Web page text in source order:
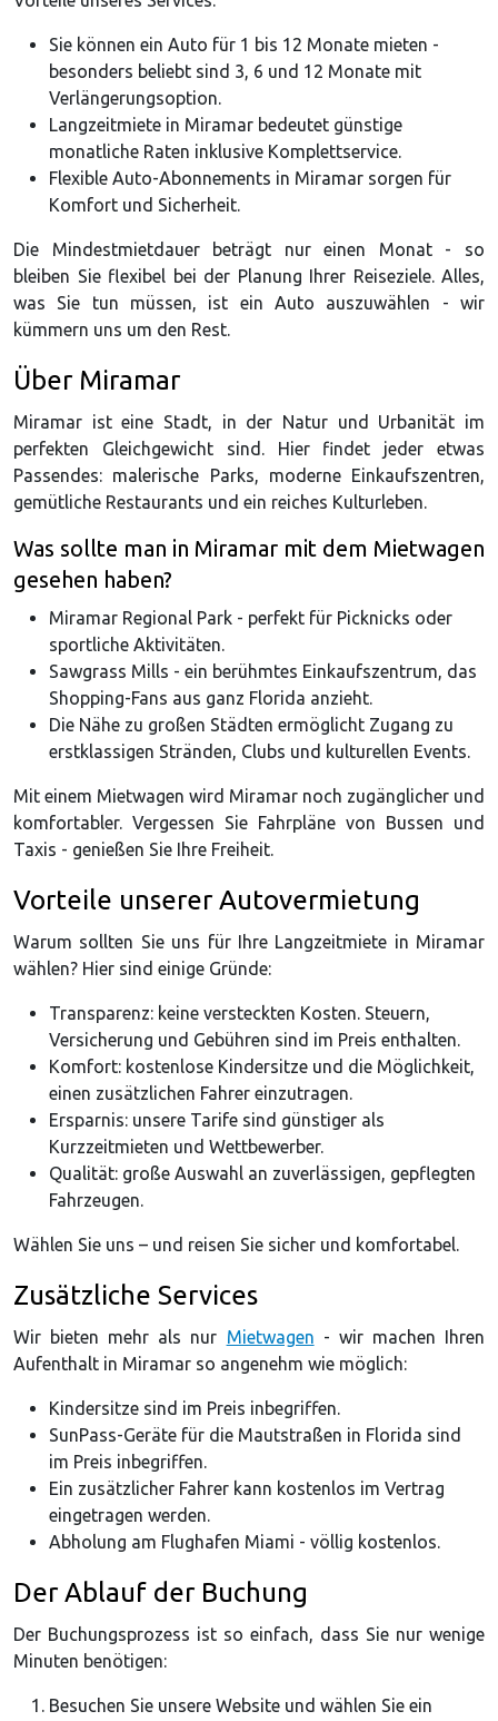
Sie können ein Auto für 1 bis 12 Monate mieten -
besonders beliebt sind 3, 6 und 12 Monate mit
Verlängerungsoption.
Langzeitmiete in Miramar bedeutet günstige
monatliche Raten inklusive Komplettservice.
Flexible Auto-Abonnements in Miramar sorgen für
Komfort und Sicherheit.
Die Mindestmietdauer beträgt nur einen Monat - so
bleiben Sie flexibel bei der Planung Ihrer Reiseziele. Alles,
was Sie tun müssen, ist ein Auto auszuwählen - wir
kümmern uns um den Rest.
Über Miramar
Miramar ist eine Stadt, in der Natur und Urbanität im
perfekten Gleichgewicht sind. Hier findet jeder etwas
Passendes: malerische Parks, moderne Einkaufszentren,
gemütliche Restaurants und ein reiches Kulturleben.
Was sollte man in Miramar mit dem Mietwagen
gesehen haben?
Miramar Regional Park - perfekt für Picknicks oder
sportliche Aktivitäten.
Sawgrass Mills - ein berühmtes Einkaufszentrum, das
Shopping-Fans aus ganz Florida anzieht.
Die Nähe zu großen Städten ermöglicht Zugang zu
erstklassigen Stränden, Clubs und kulturellen Events.
Mit einem Mietwagen wird Miramar noch zugänglicher und
komfortabler. Vergessen Sie Fahrpläne von Bussen und
Taxis - genießen Sie Ihre Freiheit.
Vorteile unserer Autovermietung
Warum sollten Sie uns für Ihre Langzeitmiete in Miramar
wählen? Hier sind einige Gründe:
Transparenz: keine versteckten Kosten. Steuern,
Versicherung und Gebühren sind im Preis enthalten.
Komfort: kostenlose Kindersitze und die Möglichkeit,
einen zusätzlichen Fahrer einzutragen.
Ersparnis: unsere Tarife sind günstiger als
Kurzzeitmieten und Wettbewerber.
Qualität: große Auswahl an zuverlässigen, gepflegten
Fahrzeugen.
Wählen Sie uns – und reisen Sie sicher und komfortabel.
Zusätzliche Services
Wir bieten mehr als nur Mietwagen - wir machen Ihren
Aufenthalt in Miramar so angenehm wie möglich:
Kindersitze sind im Preis inbegriffen.
SunPass-Geräte für die Mautstraßen in Florida sind
im Preis inbegriffen.
Ein zusätzlicher Fahrer kann kostenlos im Vertrag
eingetragen werden.
Abholung am Flughafen Miami - völlig kostenlos.
Der Ablauf der Buchung
Der Buchungsprozess ist so einfach, dass Sie nur wenige
Minuten benötigen:
Besuchen Sie unsere Website und wählen Sie ein